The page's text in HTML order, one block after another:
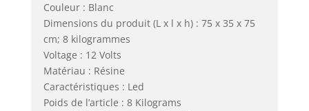
Couleur : Blanc
Dimensions du produit (L x l x h) : 75 x 35 x 75
cm; 8 kilogrammes
Voltage : 12 Volts
Matériau : Résine
Caractéristiques : Led
Poids de l’article : 8 Kilograms